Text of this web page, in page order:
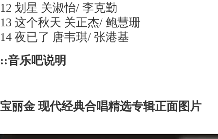
12 划星 关淑怡/ 李克勤
13 这个秋天 关正杰/ 鲍慧珊
14 夜已了 唐韦琪/ 张港基
::音乐吧说明
宝丽金 现代经典合唱精选专辑正面图片